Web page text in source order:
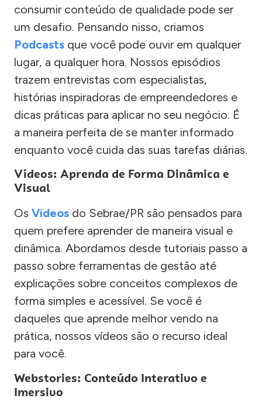
consumir conteúdo de qualidade pode ser
um desafio. Pensando nisso, criamos
Podcasts que você pode ouvir em qualquer
lugar, a qualquer hora. Nossos episódios
trazem entrevistas com especialistas,
histórias inspiradoras de empreendedores e
dicas práticas para aplicar no seu negócio. É
a maneira perfeita de se manter informado
enquanto você cuida das suas tarefas diárias.
Vídeos: Aprenda de Forma Dinâmica e
Visual
Os Vídeos do Sebrae/PR são pensados para
quem prefere aprender de maneira visual e
dinâmica. Abordamos desde tutoriais passo a
passo sobre ferramentas de gestão até
explicações sobre conceitos complexos de
forma simples e acessível. Se você é
daqueles que aprende melhor vendo na
prática, nossos vídeos são o recurso ideal
para você.
Webstories: Conteúdo Interativo e
Imersivo